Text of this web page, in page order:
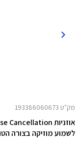
מק"ט 193386060673
אוזניות Lenovo Yoga Active Noise Cancellation
לשמוע מוזיקה בצורה